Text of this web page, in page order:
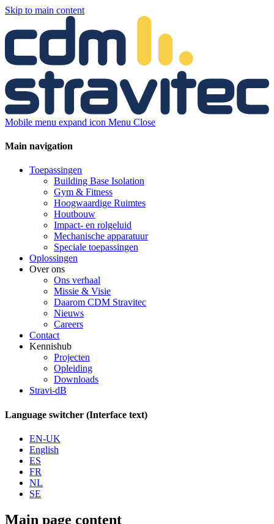
Skip to main content
Mobile menu expand icon Menu Close
Main navigation
Toepassingen
Building Base Isolation
Gym & Fitness
Hoogwaardige Ruimtes
Houtbouw
Impact- en rolgeluid
Mechanische apparatuur
Speciale toepassingen
Oplossingen
Over ons
Ons verhaal
Missie & Visie
Daarom CDM Stravitec
Nieuws
Careers
Contact
Kennishub
Projecten
Opleiding
Downloads
Stravi-dB
Language switcher (Interface text)
EN-UK
English
ES
FR
NL
SE
Main page content